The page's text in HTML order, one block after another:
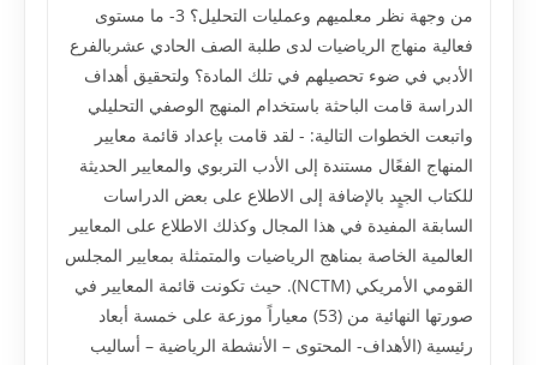
من وجهة نظر معلميهم وعمليات التحليل؟ 3- ما مستوى
فعالية منهاج الرياضيات لدى طلبة الصف الحادي عشربالفرع
الأدبي في ضوء تحصيلهم في تلك المادة؟ ولتحقيق أهداف
الدراسة قامت الباحثة باستخدام المنهج الوصفي التحليلي
واتبعت الخطوات التالية: - لقد قامت بإعداد قائمة معايير
المنهاج الفعًال مستندة إلى الأدب التربوي والمعايير الحديثة
للكتاب الجيٍد بالإضافة إلى الاطلاع على بعض الدراسات
السابقة المفيدة في هذا المجال وكذلك الاطلاع على المعايير
العالمية الخاصة بمناهج الرياضيات والمتمثلة بمعايير المجلس
القومي الأمريكي (NCTM). حيث تكونت قائمة المعايير في
صورتها النهائية من (53) معياراً موزعة على خمسة أبعاد
رئيسية (الأهداف- المحتوى – الأنشطة الرياضية – أساليب